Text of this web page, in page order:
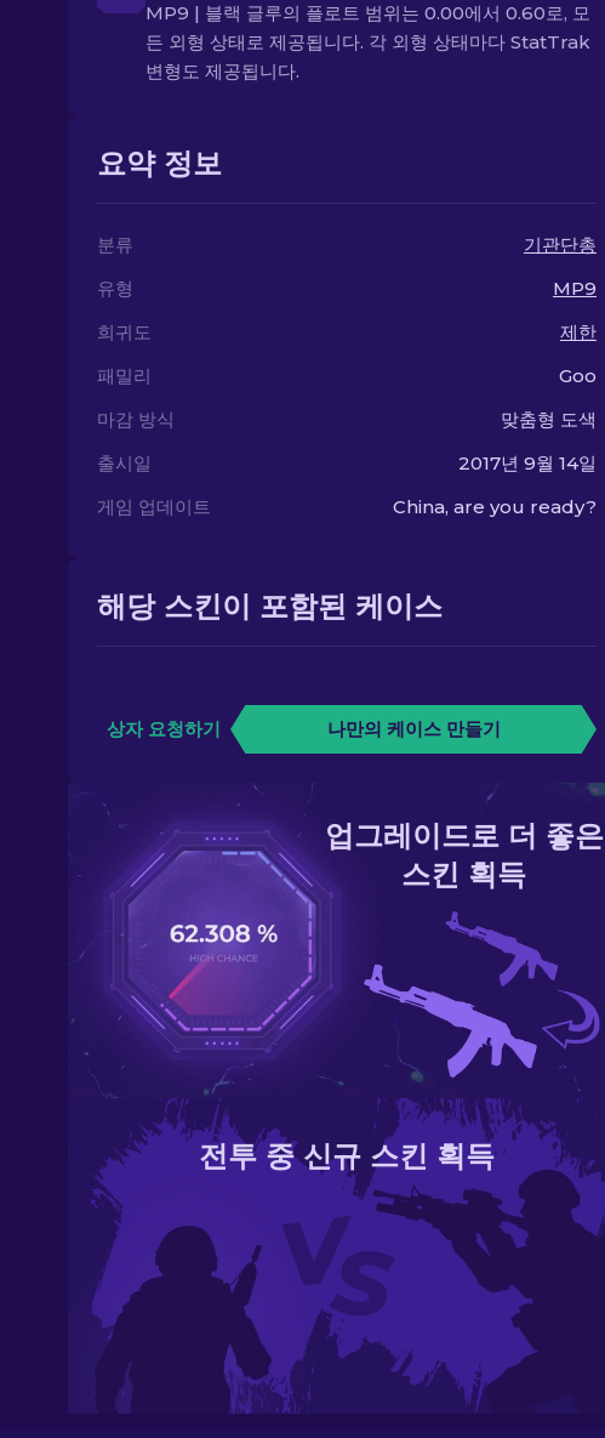
MP9 | 블랙 글루의 플로트 범위는 0.00에서 0.60로, 모
든 외형 상태로 제공됩니다. 각 외형 상태마다 StatTrak
변형도 제공됩니다.
요약 정보
분류
기관단총
유형
MP9
희귀도
제한
패밀리
Goo
마감 방식
맞춤형 도색
출시일
2017년 9월 14일
게임 업데이트
China, are you ready?
해당 스킨이 포함된 케이스
상자 요청하기 나만의 케이스 만들기
업그레이드로 더 좋은
스킨 획득
전투 중 신규 스킨 획득